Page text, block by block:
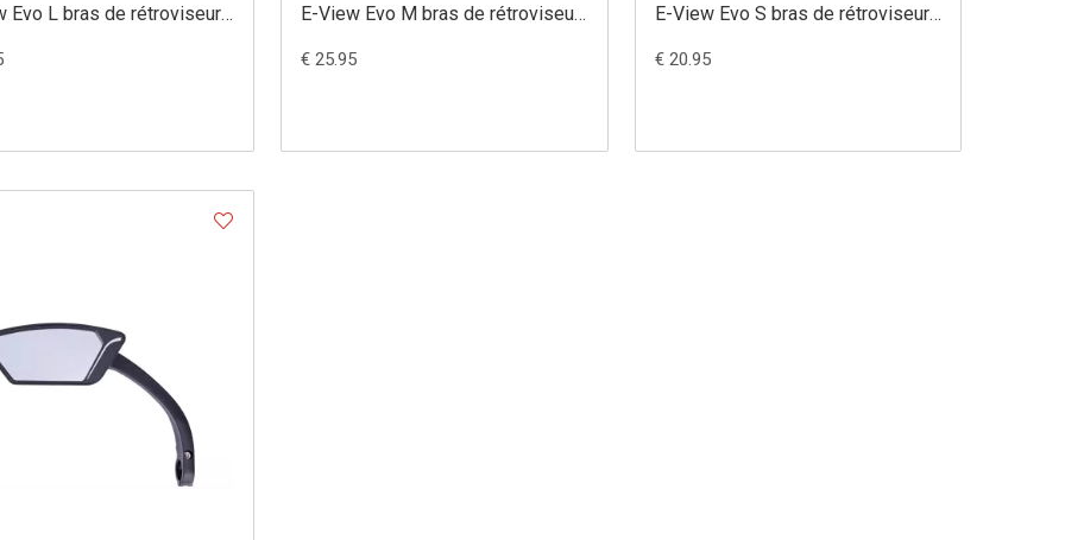
Evo L bras de rétroviseur
E-View Evo M bras de rétroviseur
€ 25.95
E-View Evo S bras de rétroviseur
€ 20.95